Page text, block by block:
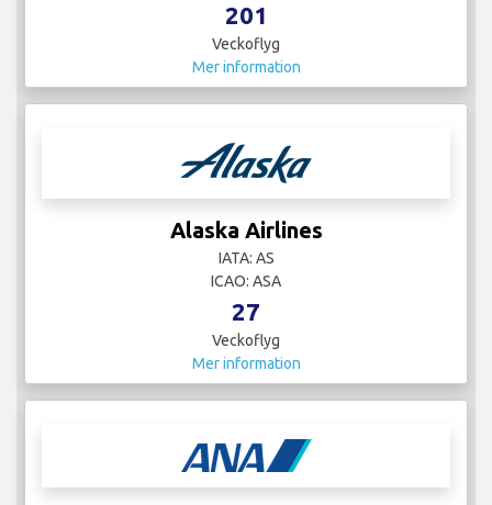
201
Veckoflyg
Mer information
Alaska Airlines
IATA: AS
ICAO: ASA
27
Veckoflyg
Mer information